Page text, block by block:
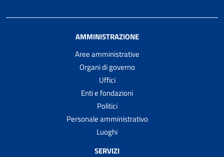
AMMINISTRAZIONE
Aree amministrative
Organi di governo
Uffici
Enti e fondazioni
Politici
Personale amministrativo
Luoghi
SERVIZI